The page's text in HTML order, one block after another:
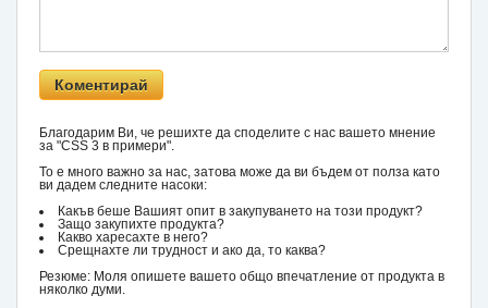
Благодарим Ви, че решихте да споделите с нас вашето мнение
за "CSS 3 в примери".
То е много важно за нас, затова може да ви бъдем от полза като
ви дадем следните насоки:
Какъв беше Вашият опит в закупуването на този продукт?
Защо закупихте продукта?
Какво харесахте в него?
Срещнахте ли трудност и ако да, то каква?
Резюме: Моля опишете вашето общо впечатление от продукта в
няколко думи.